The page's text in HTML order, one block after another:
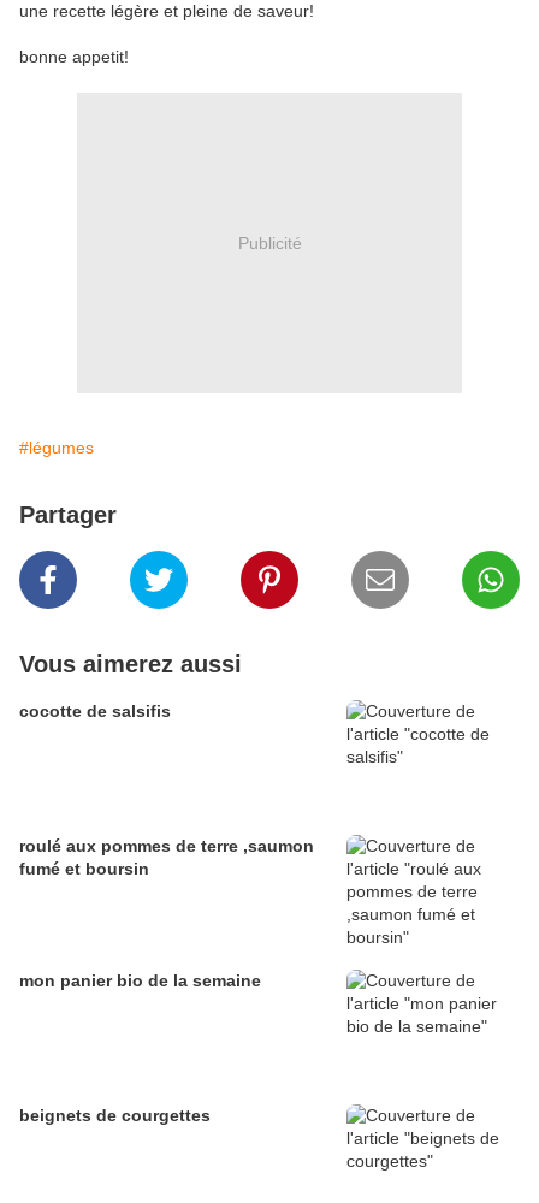
une recette légère et pleine de saveur!
bonne appetit!
Publicité
#légumes
Partager
Vous aimerez aussi
cocotte de salsifis
roulé aux pommes de terre ,saumon
fumé et boursin
mon panier bio de la semaine
beignets de courgettes